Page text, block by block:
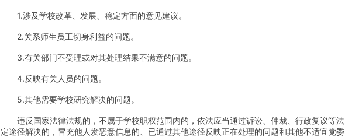
1.涉及学校改革、发展、稳定方面的意见建议。
2.关系师生员工切身利益的问题。
3.有关部门不受理或对其处理结果不满意的问题。
4.反映有关人员的问题。
5.其他需要学校研究解决的问题。
违反国家法律法规的，不属于学校职权范围内的，依法应当通过诉讼、仲裁、行政复议等法
定途径解决的，冒充他人发恶意信息的、已通过其他途径反映正在处理的问题和其他不适宜党委